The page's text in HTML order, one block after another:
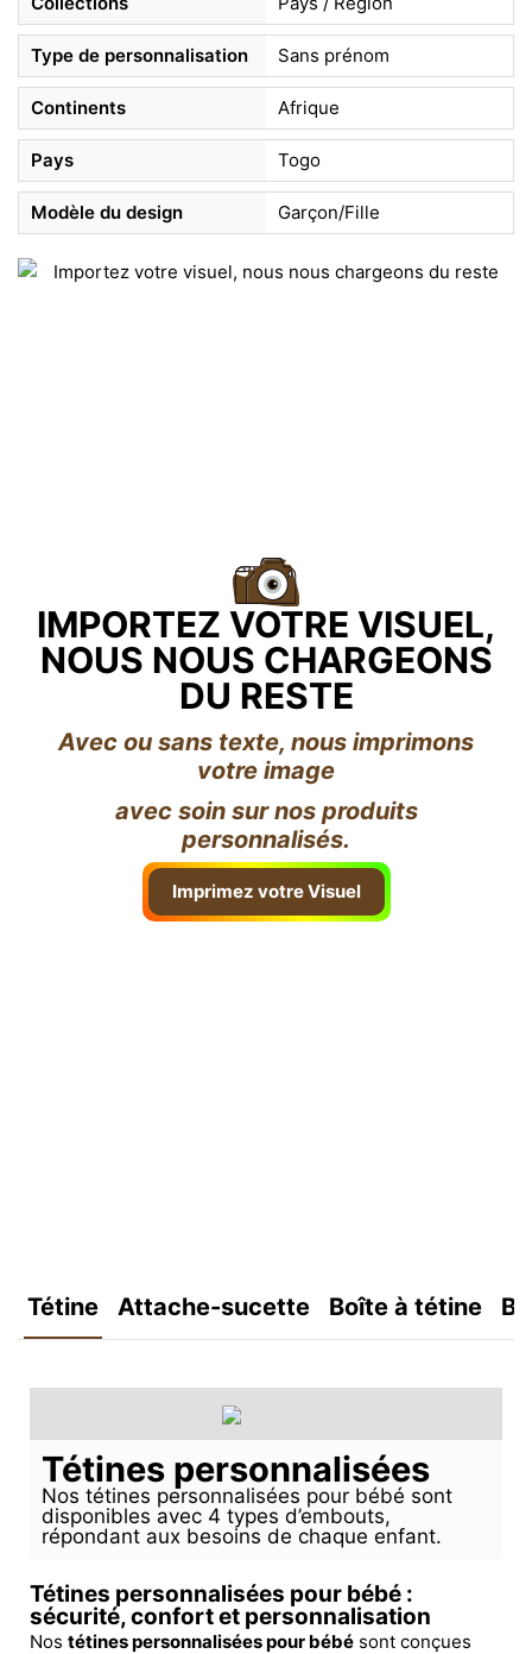
Type de personnalisation Sans prénom
Continents Afrique
Pays Togo
Modèle du design Garçon/Fille
IMPORTEZ VOTRE VISUEL,
NOUS NOUS CHARGEONS
DU RESTE
Avec ou sans texte, nous imprimons
votre image
avec soin sur nos produits
personnalisés.
Imprimez votre Visuel
Tétine Attache-sucette Boîte à tétine
Tétines personnalisées
Nos tétines personnalisées pour bébé sont
disponibles avec 4 types d’embouts,
répondant aux besoins de chaque enfant.
Tétines personnalisées pour bébé :
sécurité, confort et personnalisation
Nos tétines personnalisées pour bébé sont conçues